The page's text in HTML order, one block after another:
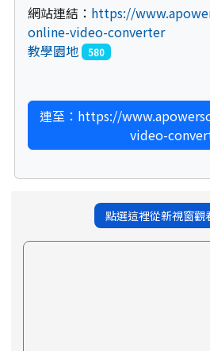
網站連結： https://
online-video-converter
教學園地
580
連至：https://
video-
點選這裡從新視窗觀